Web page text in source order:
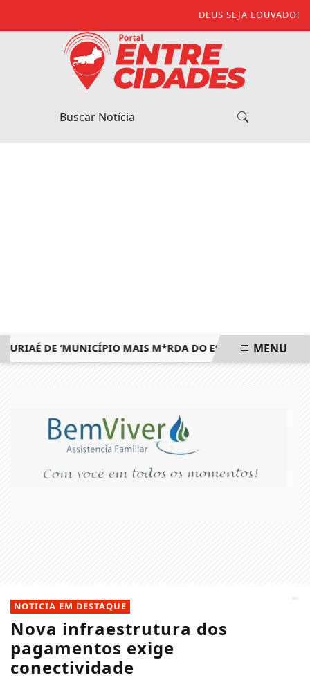
DEUS SEJA LOUVADO!
DE ‘MUNICÍPIO MAIS M*RDA DO ESTADO’ E DEFENDE
MENU
NOTICIA EM DESTAQUE
Nova infraestrutura dos
pagamentos exige
conectividade